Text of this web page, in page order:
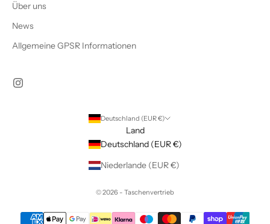
Über uns
News
Allgemeine GPSR Informationen
Deutschland (EUR €)
Land
Deutschland (EUR €)
Niederlande (EUR €)
© 2026 - Taschenvertrieb